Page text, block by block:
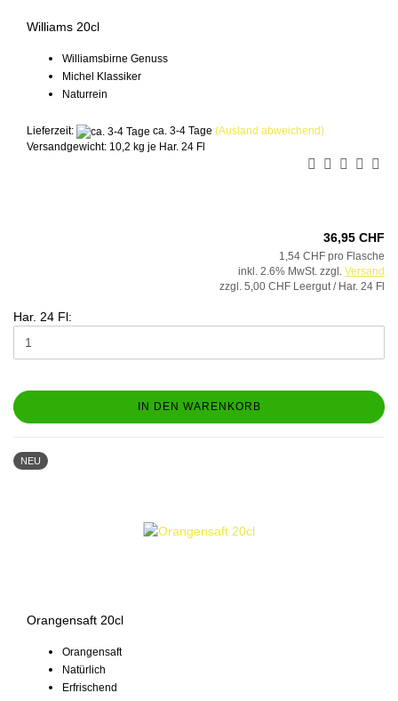
Williams 20cl
Williamsbirne Genuss
Michel Klassiker
Naturrein
Lieferzeit: ca. 3-4 Tage (Ausland abweichend)
Versandgewicht: 10,2 kg je Har. 24 Fl
36,95 CHF
1,54 CHF pro Flasche
inkl. 2.6% MwSt. zzgl. Versand
zzgl. 5,00 CHF Leergut / Har. 24 Fl
Har. 24 Fl:
IN DEN WARENKORB
NEU
Orangensaft 20cl
Orangensaft
Natürlich
Erfrischend